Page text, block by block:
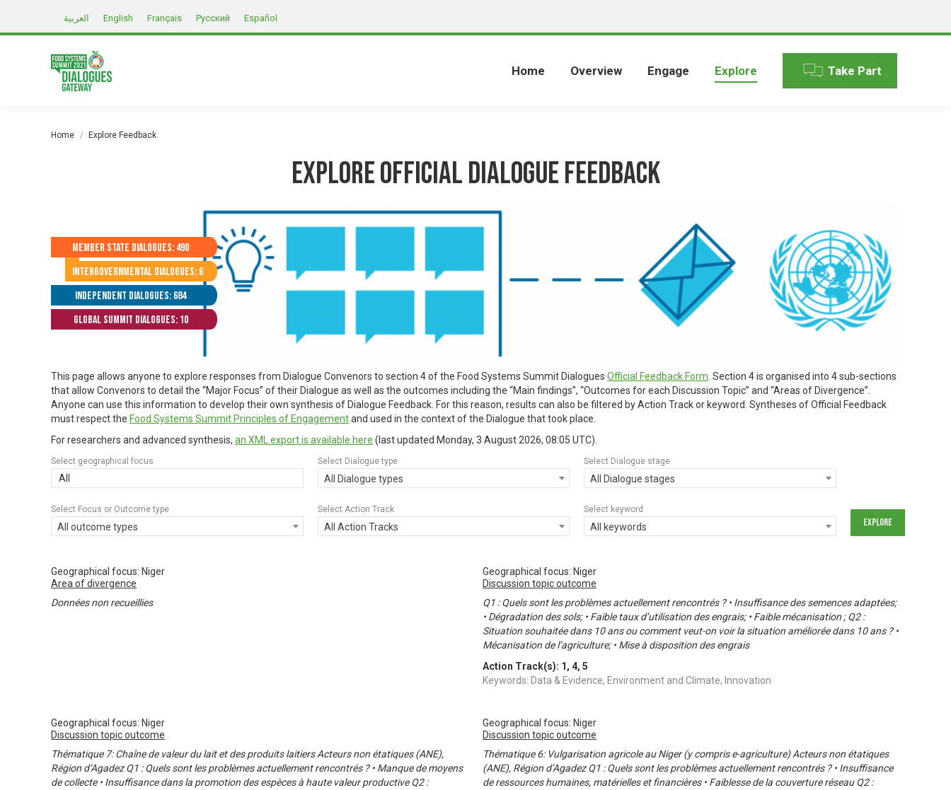
العربية English Français Русский Español
Home Overview Engage Explore Take Part
You are here:
Home Explore Feedback
Explore Official Dialogue Feedback
Member State Dialogues: 490
Intergovernmental Dialogues: 6
Independent Dialogues: 684
Global Summit Dialogues: 10
This page allows anyone to explore responses from Dialogue Convenors to section 4 of the Food Systems Summit Dialogues Official Feedback Form. Section 4 is organised into 4 sub-sections
that allow Convenors to detail the “Major Focus” of their Dialogue as well as the outcomes including the “Main findings”, “Outcomes for each Discussion Topic” and “Areas of Divergence”.
Anyone can use this information to develop their own synthesis of Dialogue Feedback. For this reason, results can also be filtered by Action Track or keyword. Syntheses of Official Feedback
must respect the Food Systems Summit Principles of Engagementand used in the context of the Dialogue that took place.
For researchers and advanced synthesis, an XML export is available here (last updated Monday, 3 August 2026, 08:05 UTC).
Select geographical focus
All
Select Dialogue type
All Dialogue types
Select Dialogue stage
All Dialogue stages
Select Focus or Outcome type
All outcome types
Select Action Track
All Action Tracks
Select keyword
All keywords
Geographical focus: Niger
Area of divergence
Données non recueillies
Geographical focus: Niger
Discussion topic outcome
Q1 : Quels sont les problèmes actuellement rencontrés ? • Insuffisance des semences adaptées;
• Dégradation des sols; • Faible taux d’utilisation des engrais; • Faible mécanisation ; Q2 :
Situation souhaitée dans 10 ans ou comment veut-on voir la situation améliorée dans 10 ans ? •
Mécanisation de l’agriculture; • Mise à disposition des engrais
Action Track(s): 1 , 4, 5
Keywords: Data & Evidence, Environment and Climate, Innovation
Geographical focus: Niger
Discussion topic outcome
Thématique 7: Chaîne de valeur du lait et des produits laitiers Acteurs non étatiques (ANE),
Région d’Agadez Q1 : Quels sont les problèmes actuellement rencontrés ? • Manque de moyens
de collecte • Insuffisance dans la promotion des espèces à haute valeur productive Q2 :
Geographical focus: Niger
Discussion topic outcome
Thématique 6: Vulgarisation agricole au Niger (y compris e-agriculture) Acteurs non étatiques
(ANE), Région d’Agadez Q1 : Quels sont les problèmes actuellement rencontrés ? • Insuffisance
de ressources humaines, matérielles et financières • Faiblesse de la couverture réseau Q2 :